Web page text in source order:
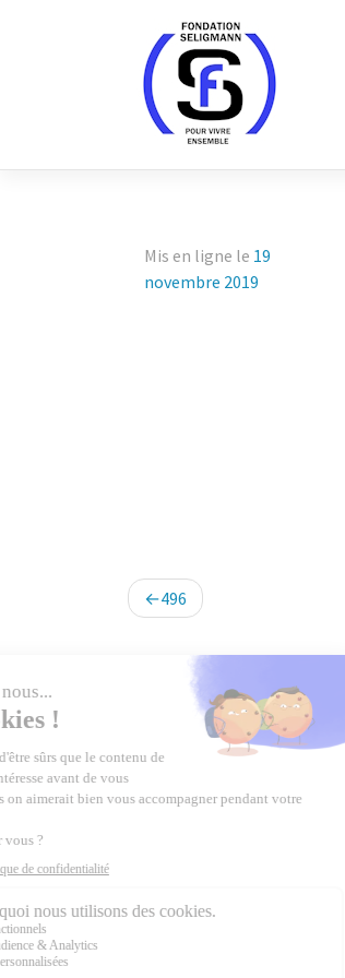
Mis en ligne le 19
novembre 2019
Navigation
de
l’article
496